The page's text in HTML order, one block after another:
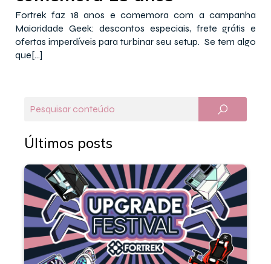
Fortrek faz 18 anos e comemora com a campanha
Maioridade Geek: descontos especiais, frete grátis e
ofertas imperdíveis para turbinar seu setup. Se tem algo
que[…]
Últimos posts